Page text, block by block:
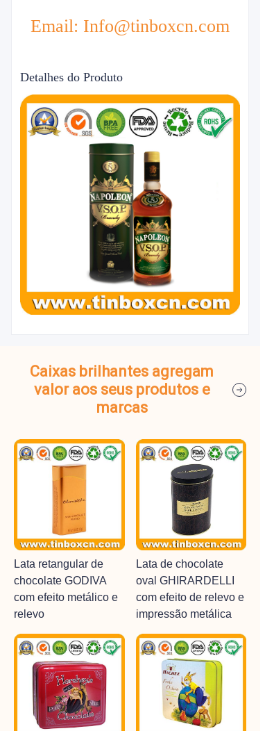
Email: Info@tinboxcn.com
Detalhes do Produto
Caixas brilhantes agregam
valor aos seus produtos e
marcas
Lata retangular de
chocolate GODIVA
com efeito metálico e
relevo
Lata de chocolate
oval GHIRARDELLI
com efeito de relevo e
impressão metálica